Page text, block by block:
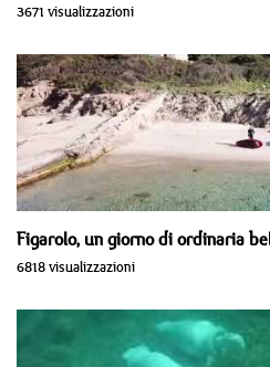
3671 visualizzazioni
Figarolo, un giorno di ordinaria
6818 visualizzazioni